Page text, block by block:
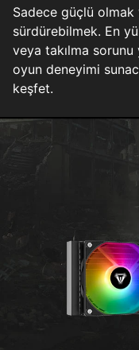
Sadece güçlü
sürdürebilmek. En
veya takılma sorunu
oyun deneyimi
keşfet.